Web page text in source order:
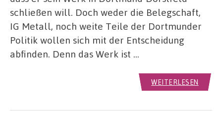
schließen will. Doch weder die Belegschaft,
IG Metall, noch weite Teile der Dortmunder
Politik wollen sich mit der Entscheidung
abfinden. Denn das Werk ist …
WEITERLESEN